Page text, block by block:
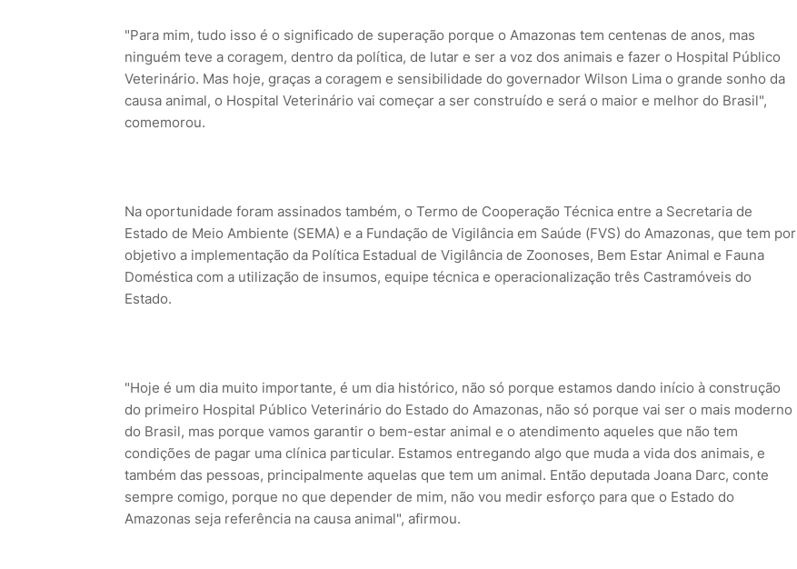
"Para mim, tudo isso é o significado de superação porque o Amazonas tem centenas de anos, mas
ninguém teve a coragem, dentro da política, de lutar e ser a voz dos animais e fazer o Hospital Público
Veterinário. Mas hoje, graças a coragem e sensibilidade do governador Wilson Lima o grande sonho da
causa animal, o Hospital Veterinário vai começar a ser construído e será o maior e melhor do Brasil",
comemorou.
Na oportunidade foram assinados também, o Termo de Cooperação Técnica entre a Secretaria de
Estado de Meio Ambiente (SEMA) e a Fundação de Vigilância em Saúde (FVS) do Amazonas, que tem por
objetivo a implementação da Política Estadual de Vigilância de Zoonoses, Bem Estar Animal e Fauna
Doméstica com a utilização de insumos, equipe técnica e operacionalização três Castramóveis do
Estado.
"Hoje é um dia muito importante, é um dia histórico, não só porque estamos dando início à construção
do primeiro Hospital Público Veterinário do Estado do Amazonas, não só porque vai ser o mais moderno
do Brasil, mas porque vamos garantir o bem-estar animal e o atendimento aqueles que não tem
condições de pagar uma clínica particular. Estamos entregando algo que muda a vida dos animais, e
também das pessoas, principalmente aquelas que tem um animal. Então deputada Joana Darc, conte
sempre comigo, porque no que depender de mim, não vou medir esforço para que o Estado do
Amazonas seja referência na causa animal", afirmou.